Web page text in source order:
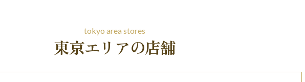
東京エリアの店舗
tokyo area stores